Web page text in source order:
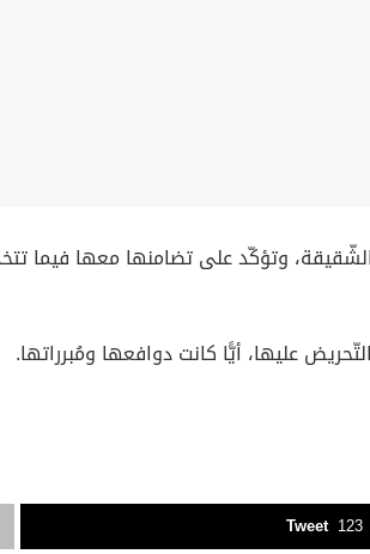
وتؤكّد على تضامنها معها فيما
عليها، أيًّا كانت دوافعها ومُبرراتها.
Tweet 123